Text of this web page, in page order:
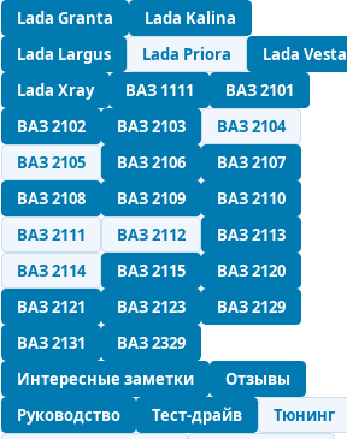
Lada Granta
Lada Kalina
Lada Largus
Lada Priora
Lada Vesta
Lada Xray
ВАЗ 1111
ВАЗ 2101
ВАЗ 2102
ВАЗ 2103
ВАЗ 2104
ВАЗ 2105
ВАЗ 2106
ВАЗ 2107
ВАЗ 2108
ВАЗ 2109
ВАЗ 2110
ВАЗ 2111
ВАЗ 2112
ВАЗ 2113
ВАЗ 2114
ВАЗ 2115
ВАЗ 2120
ВАЗ 2121
ВАЗ 2123
ВАЗ 2129
ВАЗ 2131
ВАЗ 2329
Интересные заметки
Отзывы
Руководство
Тест-драйв
Тюнинг